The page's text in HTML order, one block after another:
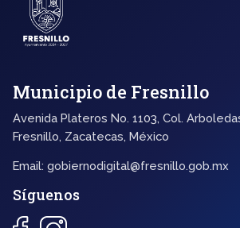
Municipio de Fresnillo
Avenida Plateros No. 1103, Col.
Fresnillo, Zacatecas, México
Email: gobiernodigital@fresnillo.gob.mx
Síguenos